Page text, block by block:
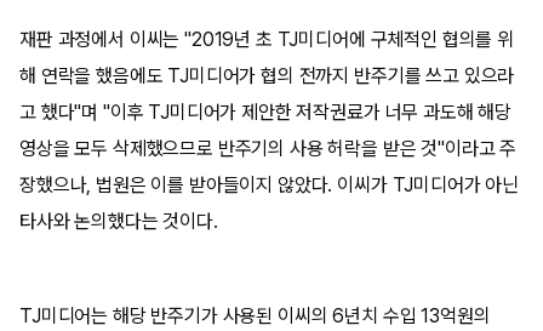
재판 과정에서 이씨는 "2019년 초 TJ미디어에 구체적인 협의를 위
해 연락을 했음에도 TJ미디어가 협의 전까지 반주기를 쓰고 있으라
고 했다"며 "이후 TJ미디어가 제안한 저작권료가 너무 과도해 해당
영상을 모두 삭제했으므로 반주기의 사용 허락을 받은 것"이라고 주
장했으나, 법원은 이를 받아들이지 않았다. 이씨가 TJ미디어가 아닌
타사와 논의했다는 것이다.
TJ미디어는 해당 반주기가 사용된 이씨의 6년치 수입 13억원의